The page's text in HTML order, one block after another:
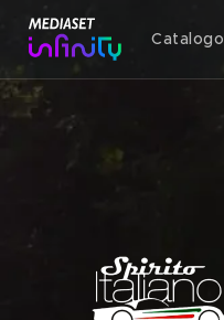
Catalogo